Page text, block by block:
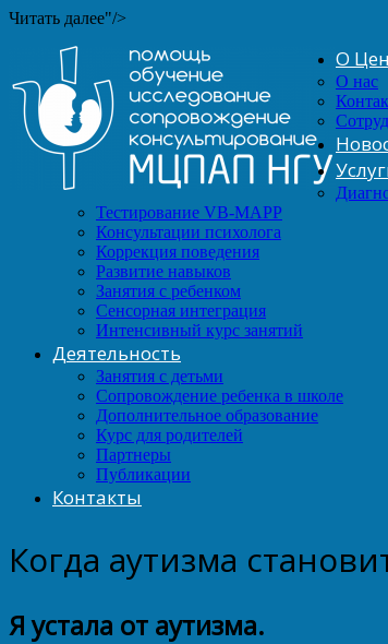
Читать далее"/>
О
О нас
Тестирование VB-MAPP
Консультации психолога
Коррекция поведения
Развитие навыков
Занятия с ребенком
Сенсорная интеграция
Интенсивный курс занятий
Деятельность
Занятия с детьми
Сопровождение ребенка в школе
Дополнительное образование
Курс для родителей
Партнеры
Публикации
Контакты
Когда аутизма
Я устала от аутизма.